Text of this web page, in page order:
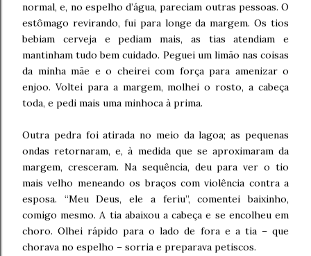
normal, e, no espelho d’água, pareciam outras pessoas. O
estômago revirando, fui para longe da margem. Os tios
bebiam cerveja e pediam mais, as tias atendiam e
mantinham tudo bem cuidado. Peguei um limão nas coisas
da minha mãe e o cheirei com força para amenizar o
enjoo. Voltei para a margem, molhei o rosto, a cabeça
toda, e pedi mais uma minhoca à prima.
Outra pedra foi atirada no meio da lagoa; as pequenas
ondas retornaram, e, à medida que se aproximaram da
margem, cresceram. Na sequência, deu para ver o tio
mais velho meneando os braços com violência contra a
esposa. “Meu Deus, ele a feriu”, comentei baixinho,
comigo mesmo. A tia abaixou a cabeça e se encolheu em
choro. Olhei rápido para o lado de fora e a tia – que
chorava no espelho – sorria e preparava petiscos.